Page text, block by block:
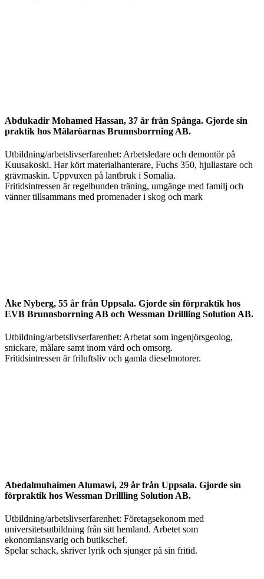
Abdukadir Mohamed Hassan, 37 år från Spånga. Gjorde sin
praktik hos Mälaröarnas Brunnsborrning AB.
Utbildning/arbetslivserfarenhet: Arbetsledare och demontör på
Kuusakoski. Har kört materialhanterare, Fuchs 350, hjullastare och
grävmaskin. Uppvuxen på lantbruk i Somalia.
Fritidsintressen är regelbunden träning, umgänge med familj och
vänner tillsammans med promenader i skog och mark
Åke Nyberg, 55 år från Uppsala. Gjorde sin förpraktik hos
EVB Brunnsborrning AB och Wessman Drillling Solution AB.
Utbildning/arbetslivserfarenhet: Arbetat som ingenjörsgeolog,
snickare, målare samt inom vård och omsorg.
Fritidsintressen är friluftsliv och gamla dieselmotorer.
Abedalmuhaimen Alumawi, 29 år från Uppsala. Gjorde sin
förpraktik hos Wessman Drillling Solution AB.
Utbildning/arbetslivserfarenhet: Företagsekonom med
universitetsutbildning från sitt hemland. Arbetet som
ekonomiansvarig och butikschef.
Spelar schack, skriver lyrik och sjunger på sin fritid.